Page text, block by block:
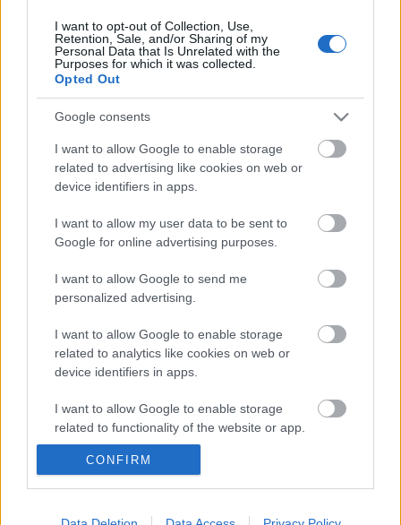
I want to opt-out of Collection, Use,
Retention, Sale, and/or Sharing of my
Personal Data that Is Unrelated with the
Purposes for which it was collected.
Opted Out
Google consents
I want to allow Google to enable storage
related to advertising like cookies on web or
device identifiers in apps.
I want to allow my user data to be sent to
Google for online advertising purposes.
I want to allow Google to send me
personalized advertising.
I want to allow Google to enable storage
related to analytics like cookies on web or
device identifiers in apps.
I want to allow Google to enable storage
related to functionality of the website or app.
I want to allow Google to enable storage
I want to allow Google to enable storage
CONFIRM
Lánchidalós-örömködőssorozatunk
már majdnem
építős része, előző részek:Lánchidalunk - de mi volt
előtte?;A meg nem valósult Lánchíd
BREAKING NEWS!! Világhírű építész
titkolt épületei Budapesten!
Zsámboki Miklós•2009. november 18.
Megszakítjukfutó sorozatunkat, mert...
Eláruljuk a nagy titkot, leleplezzük, lelőjük a poént,
A meg nem valósult Lánchíd
Miközben Széchenyi tovább brandyzik a fejlécen, mi
folytatjuk a Lánchíd 160. születésnapja alkalmából
indítottsorozatot!